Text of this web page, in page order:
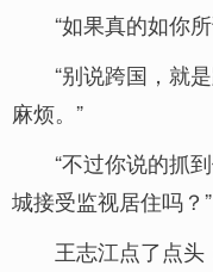
“如果真的如你
“别说跨国，就
麻烦。”
“不过你说的抓
城接受监视居住吗？”
王志江点了点头